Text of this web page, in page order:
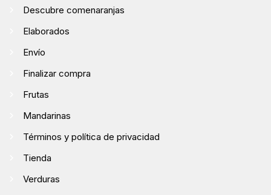
Descubre comenaranjas
Elaborados
Envío
Finalizar compra
Frutas
Mandarinas
Términos y política de privacidad
Tienda
Verduras